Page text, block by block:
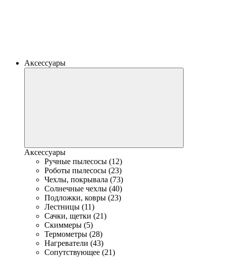
Аксессуары
Аксессуары
Ручные пылесосы (12)
Роботы пылесосы (23)
Чехлы, покрывала (73)
Солнечные чехлы (40)
Подложки, ковры (23)
Лестницы (11)
Сачки, щетки (21)
Скиммеры (5)
Термометры (28)
Нагреватели (43)
Сопутствующее (21)